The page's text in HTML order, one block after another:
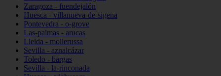
Zaragoza - fuendejalón
Huesca - villanueva-de-sigena
Pontevedra - o-grove
Las-palmas - arucas
Lleida - mollerussa
Sevilla - aznalcázar
Toledo - bargas
Sevilla - la-rinconada